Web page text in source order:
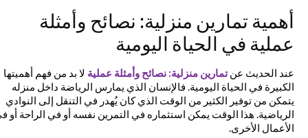
أهمية تمارين منزلية: نصائح وأمثلة
عملية في الحياة اليومية
عند الحديث عنتمارين منزلية: نصائح وأمثلة عمليةلا بد من فهم أهميتها
الكبيرة في الحياة اليومية. فالإنسان الذي يمارس الرياضة داخل منزله
يتمكن من توفير الكثير من الوقت الذي كان يُهدر في التنقل إلى النوادي
الرياضية. هذا الوقت يمكن استثماره في التمرين نفسه أو في الراحة أو في
الأعمال الأخرى.